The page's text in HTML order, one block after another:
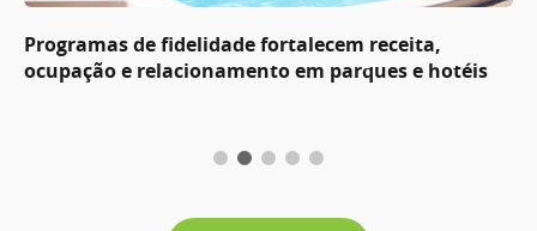
Programas de fidelidade fortalecem receita,
ocupação e relacionamento em parques e hotéis